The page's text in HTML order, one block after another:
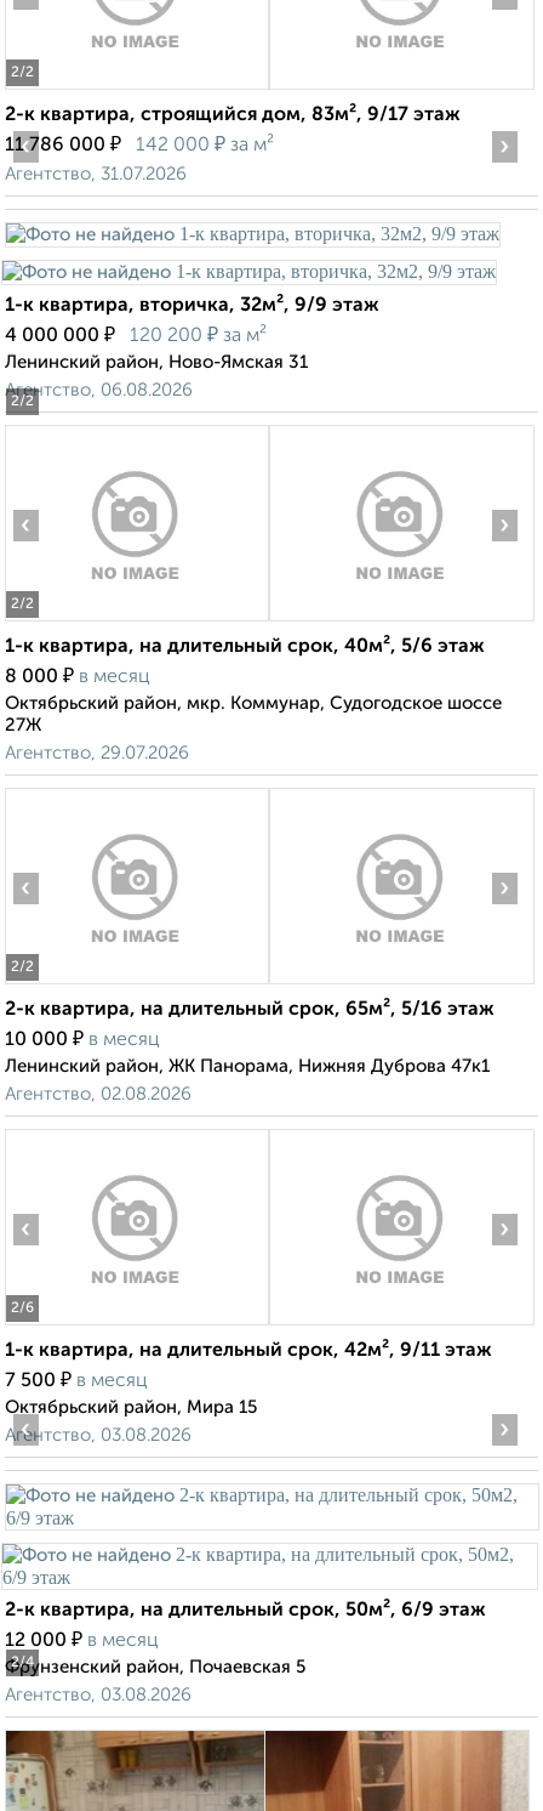
2/2
2-к квартира, строящийся дом, 83м², 9/17 этаж
11 786 000 ₽ 142 000 ₽ за м²
Агентство, 31.07.2026
2/2
‹ ›
1-к квартира, вторичка, 32м², 9/9 этаж
4 000 000 ₽ 120 200 ₽ за м²
Ленинский район, Ново-Ямская 31
Агентство, 06.08.2026
2/2
‹ ›
1-к квартира, на длительный срок, 40м², 5/6 этаж
8 000 ₽ в месяц
Октябрьский район, мкр. Коммунар, Судогодское шоссе
27Ж
Агентство, 29.07.2026
2/2
‹ ›
2-к квартира, на длительный срок, 65м², 5/16 этаж
10 000 ₽ в месяц
Ленинский район, ЖК Панорама, Нижняя Дуброва 47к1
Агентство, 02.08.2026
2/6
‹ ›
1-к квартира, на длительный срок, 42м², 9/11 этаж
7 500 ₽ в месяц
Октябрьский район, Мира 15
Агентство, 03.08.2026
2/4
‹ ›
2-к квартира, на длительный срок, 50м², 6/9 этаж
12 000 ₽ в месяц
Фрунзенский район, Почаевская 5
Агентство, 03.08.2026